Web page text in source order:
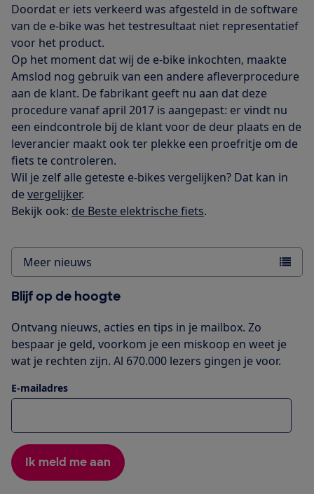
Doordat er iets verkeerd was afgesteld in de software
van de e-bike was het testresultaat niet representatief
voor het product.
Op het moment dat wij de e-bike inkochten, maakte
Amslod nog gebruik van een andere afleverprocedure
aan de klant. De fabrikant geeft nu aan dat deze
procedure vanaf april 2017 is aangepast: er vindt nu
een eindcontrole bij de klant voor de deur plaats en de
leverancier maakt ook ter plekke een proefritje om de
fiets te controleren.
Wil je zelf alle geteste e-bikes vergelijken? Dat kan in
devergelijker.
Bekijk ook: de Beste elektrische fiets.
Meer nieuws
Blijf op de hoogte
Ontvang nieuws, acties en tips in je mailbox. Zo
bespaar je geld, voorkom je een miskoop en weet je
wat je rechten zijn. Al 670.000 lezers gingen je voor.
E-mailadres
Ik meld me aan